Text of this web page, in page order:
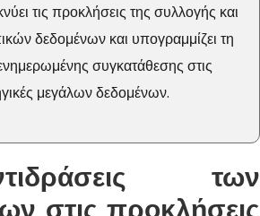
τις προκλήσεις της συλλογής και
δεδομένων και υπογραμμίζει τη
συγκατάθεσης στις
μεγάλων δεδομένων.
των
στις προκλήσεις